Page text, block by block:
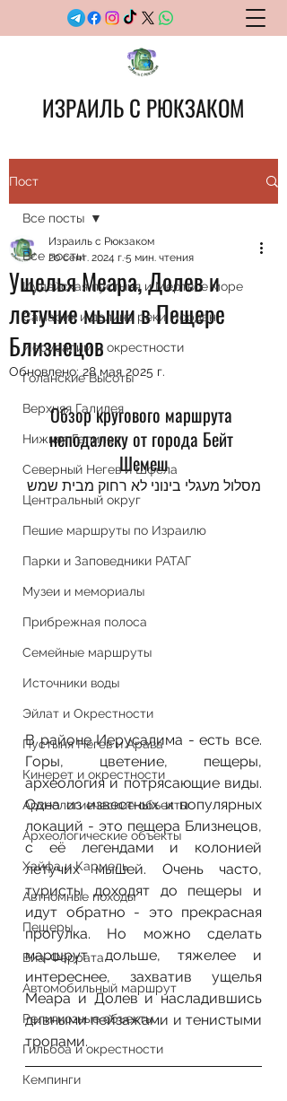
ИЗРАИЛЬ С РЮКЗАКОМ
Пост
Все посты
Иудейская пустыня и Мертвое море
Самария и долина реки Иордан
Иерусалим и окрестности
Голанские Высоты
Верхняя Галилея
Нижняя Галилея
Северный Негев и Шфела
Центральный округ
Пешие маршруты по Израилю
Парки и Заповедники РАТАГ
Музеи и мемориалы
Прибрежная полоса
Семейные маршруты
Источники воды
Эйлат и Окрестности
Пустыня Негев и Арава
Кинерет и окрестности
Археологиеческие объекты
Археологические объекты
Хайфа и Кармель
Автномные походы
Пещеры
Виа-Феррата
Автомобильный маршрут
Религиозные объекты
Гильбоа и окрестности
Кемпинги
Все посты
Ущелья Меара, Долев и
летучие мыши в Пещере
Близнецов
Израиль с Рюкзаком
20 сент. 2024 г.5 мин. чтения
Обновлено: 28 мая 2025 г.
Обзор кругового маршрута
неподалеку от города Бейт
Шемеш
מסלול מעגלי בינוני לא רחוק מבית שמש
В районе Иерусалима - есть все.
Горы, цветение, пещеры,
археология и потрясающие виды.
Одна из известных и популярных
локаций - это пещера Близнецов,
с её легендами и колонией
летучих мышей. Очень часто,
туристы доходят до пещеры и
идут обратно - это прекрасная
прогулка. Но можно сделать
маршрут дольше, тяжелее и
интереснее, захватив ущелья
Меара и Долев и насладившись
дивными пейзажами и тенистыми
тропами.